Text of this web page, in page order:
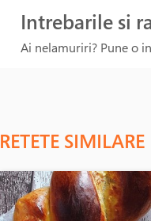
Intrebarile si
Ai nelamuriri? Pune o
RETETE SIMILARE